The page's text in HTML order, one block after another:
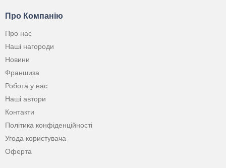
Про Компанію
Про нас
Наші нагороди
Новини
Франшиза
Робота у нас
Наші автори
Контакти
Політика конфіденційності
Угода користувача
Оферта